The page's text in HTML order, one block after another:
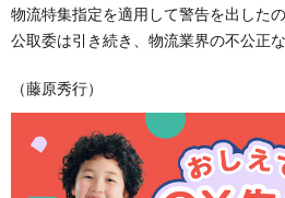
物流特集指定を適用して警告を出した
公取委は引き続き、物流業界の不公正
（藤原秀行）